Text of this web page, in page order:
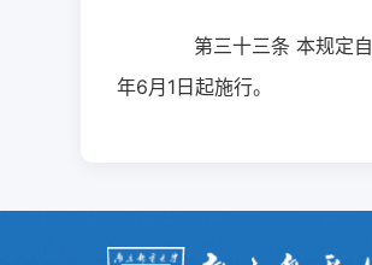
第三十三条 本规定自
年6月 1 日起施行。